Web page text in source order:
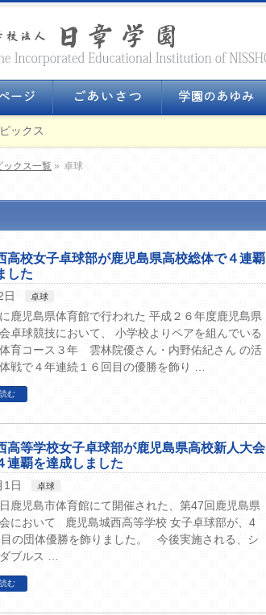
ックス
ックス一覧 » 卓球
高校女子卓球部が鹿児島県高校総体で４連覇
した
日 卓球
鹿児島県体育館で行われた 平成２６年度鹿児島県
卓球競技において、 小学校よりペアを組んでいる
育コース３年 雲林院優さん・内野佑紀さん の活
戦で４年連続１６回目の優勝を飾り …
む
高等学校女子卓球部が鹿児島県高校新人大会
連覇を達成しました
1日 卓球
鹿児島市体育館にて開催された、第47回鹿児島県
において 鹿児島城西高等学校 女子卓球部が、4
の団体優勝を飾りました。 今後実施される、シ
ブルス …
む